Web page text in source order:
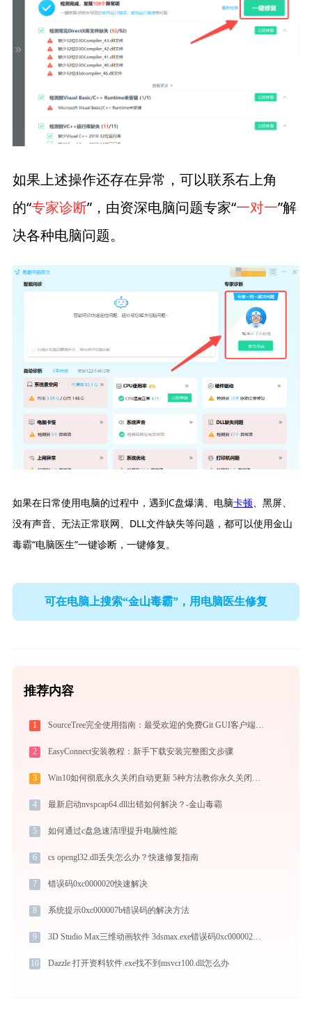
如果上述操作还存在异常，可以联系右上角
的“专家诊断”，由资深电脑问题专家“一对一”解
决各种电脑问题。
如果在日常使用电脑的过程中，遇到C盘爆满、电脑卡顿、黑屏、
没有声音、无法正常联网、DLL文件缺失等问题，都可以使用金山
毒霸“电脑医生”一键诊断，一键修复。
可在电脑上搜索“金山毒霸”，用电脑医生修复
推荐内容
1 SourceTree完全使用指南：最受欢迎的免费Git GUI客户端从入门到精通（2026最新）
2 EasyConnect安装教程：新手下载安装完整图文步骤
3 Win10如何彻底永久关闭自动更新 5种方法教你永久关闭win10自动更新
4 最新启动nvspcap64.dll出错如何解决？-金山毒霸
5 如何通过c盘急速清理提升电脑性能
6 cs opengl32.dll丢失怎么办？快速修复指南
7 错误码0xc0000020快速解决
8 系统提示0xc000007b错误码的解决方法
9 3D Studio Max三维动画软件 3dsmax.exe错误码0xc0000022处理办法
10 Dazzle 打开资料软件.exe找不到msvcr100.dll怎么办